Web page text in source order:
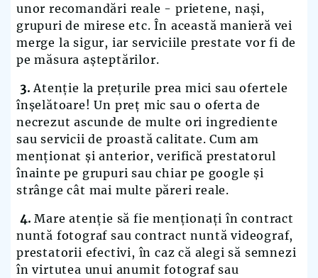
unor recomandări reale - prietene, nași,
grupuri de mirese etc. În această manieră vei
merge la sigur, iar serviciile prestate vor fi de
pe măsura așteptărilor.
3. Atenție la prețurile prea mici sau ofertele
înșelătoare! Un preț mic sau o oferta de
necrezut ascunde de multe ori ingrediente
sau servicii de proastă calitate. Cum am
menționat și anterior, verifică prestatorul
înainte pe grupuri sau chiar pe google și
strânge cât mai multe păreri reale.
4. Mare atenție să fie menționați în contract
nuntă fotograf sau contract nuntă videograf,
prestatorii efectivi, în caz că alegi să semnezi
în virtutea unui anumit fotograf sau